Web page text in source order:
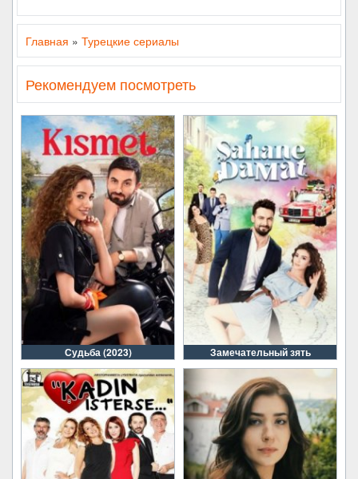
Главная » Турецкие сериалы
Рекомендуем посмотреть
Судьба (2023) Замечательный зять